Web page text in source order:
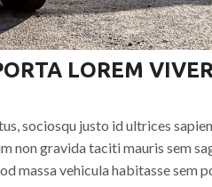
LOREM
sociosqu justo id ultrices
non gravida taciti mauris sem
massa vehicula habitasse sem